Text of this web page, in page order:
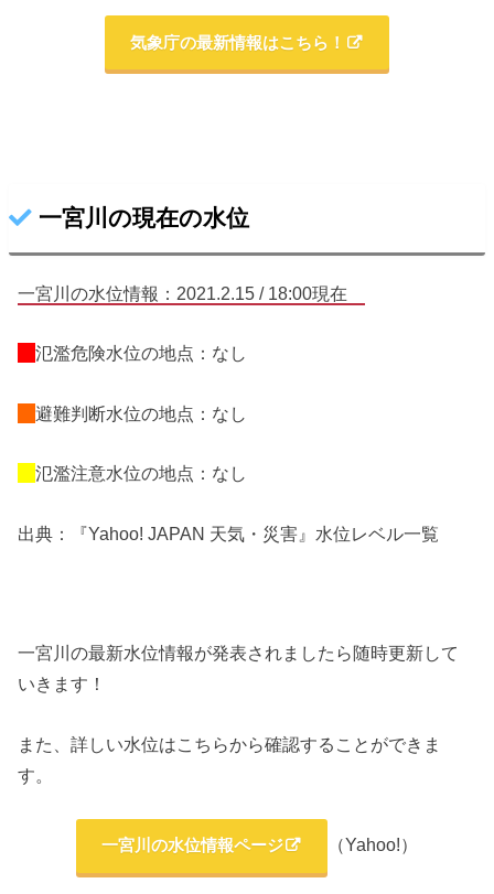
気象庁の最新情報はこちら！
一宮川の現在の水位
一宮川の水位情報：2021.2.15 / 18:00現在
氾濫危険水位の地点：なし
避難判断水位の地点：なし
氾濫注意水位の地点：なし
出典：『Yahoo! JAPAN 天気・災害』水位レベル一覧
一宮川の最新水位情報が発表されましたら随時更新して
いきます！
また、詳しい水位はこちらから確認することができま
す。
一宮川の水位情報ページ （Yahoo!）